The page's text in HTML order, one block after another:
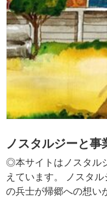
ノスタルジーと
◎本サイトはノスタル
えています。 ノスタ
の兵士が帰郷への想い